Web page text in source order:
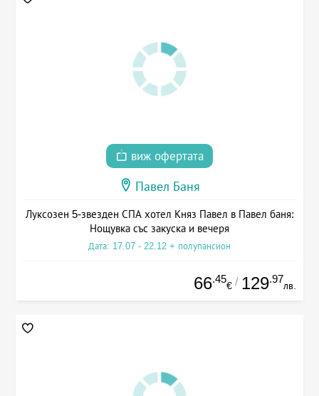
виж офертата
Павел Баня
Луксозен 5-звезден СПА хотел Княз Павел в Павел баня:
Нощувка със закуска и вечеря
Дата: 17.07 - 22.12 + полупансион
66.45
€ / 129.97
лв.